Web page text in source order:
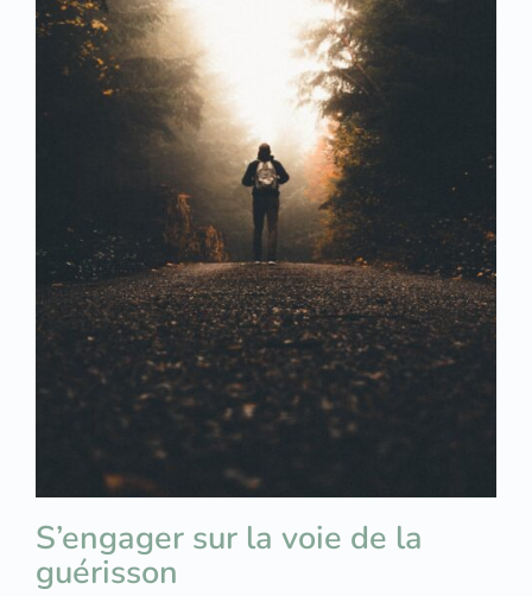
S’engager sur la voie de la
guérisson